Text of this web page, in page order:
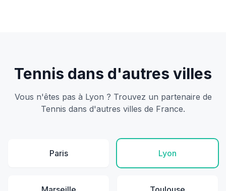
Tennis dans d'autres villes
Vous n'êtes pas à Lyon ? Trouvez un partenaire de
Tennis dans d'autres villes de France.
Paris Lyon